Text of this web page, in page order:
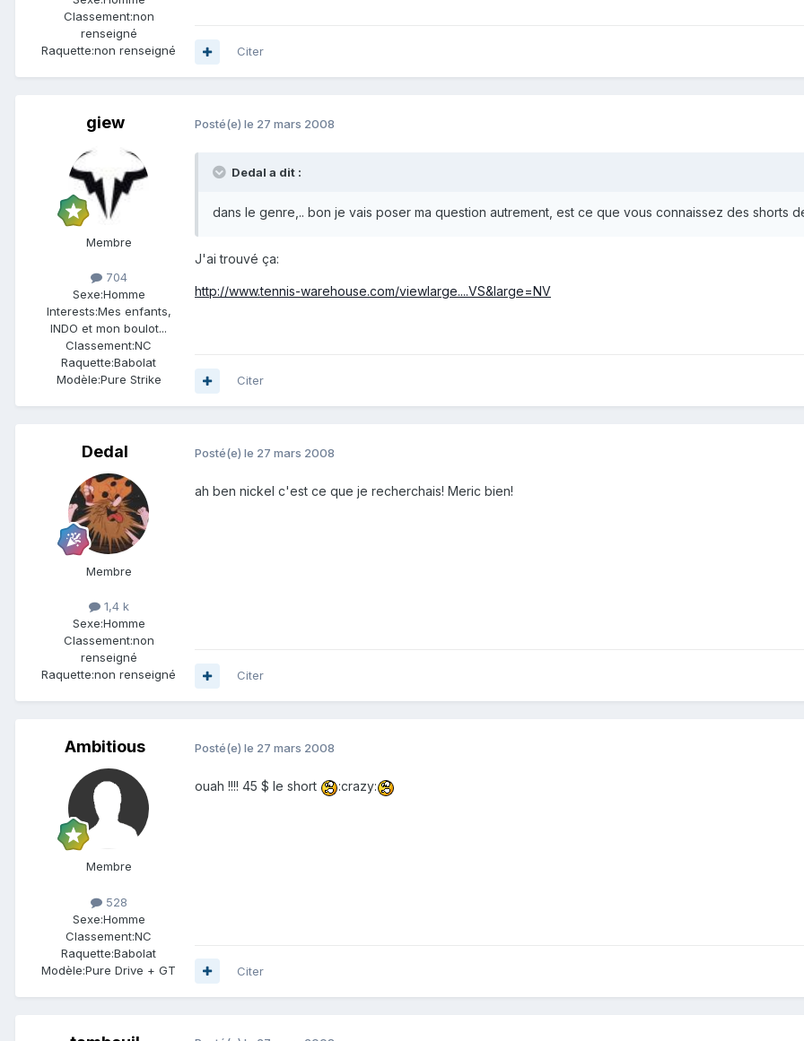
Classement:non
renseigné
Raquette:non renseigné Citer
giew
Membre
704
Sexe:Homme
Interests:Mes enfants,
INDO et mon boulot...
Classement:NC
Raquette:Babolat
Modèle:Pure Strike
Posté(e) le 27 mars 2008
Dedal a dit :
dans le genre,.. bon je vais poser ma question autrement, est ce que vous connaissez des shorts
J'ai trouvé ça:
http://www.tennis-warehouse.com/viewlarge....VS&large=NV
Citer
Dedal
Membre
1,4 k
Sexe:Homme
Classement:non
renseigné
Raquette:non renseigné
Posté(e) le 27 mars 2008
ah ben nickel c'est ce que je recherchais! Meric bien!
Citer
Ambitious
Membre
528
Sexe:Homme
Classement:NC
Raquette:Babolat
Modèle:Pure Drive + GT
Posté(e) le 27 mars 2008
ouah !!!! 45 $ le short :crazy:
Citer